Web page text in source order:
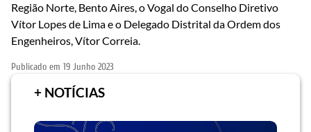
Região Norte, Bento Aires, o Vogal do Conselho Diretivo
Vítor Lopes de Lima e o Delegado Distrital da Ordem dos
Engenheiros, Vítor Correia.
Publicado em 19 Junho 2023
+ NOTÍCIAS